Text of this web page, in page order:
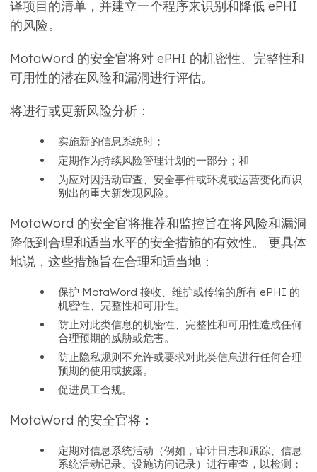
译项目的清单，并建立一个程序来识别和降低 ePHI
的风险。
MotaWord 的安全官将对 ePHI 的机密性、完整性和
可用性的潜在风险和漏洞进行评估。
将进行或更新风险分析：
实施新的信息系统时；
定期作为持续风险管理计划的一部分；和
为应对因活动审查、安全事件或环境或运营变化而识
别出的重大新发现风险。
MotaWord 的安全官将推荐和监控旨在将风险和漏洞
降低到合理和适当水平的安全措施的有效性。 更具体
地说，这些措施旨在合理和适当地：
保护 MotaWord 接收、维护或传输的所有 ePHI 的
机密性、完整性和可用性。
防止对此类信息的机密性、完整性和可用性造成任何
合理预期的威胁或危害。
防止隐私规则不允许或要求对此类信息进行任何合理
预期的使用或披露。
促进员工合规。
MotaWord 的安全官将：
定期对信息系统活动（例如，审计日志和跟踪、信息
系统活动记录、设施访问记录）进行审查，以检测：